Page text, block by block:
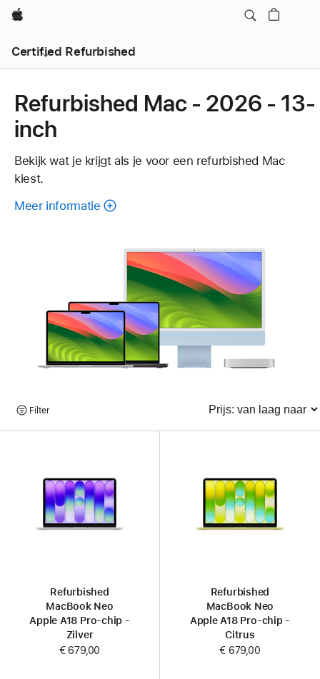
Apple
Certified Refurbished
Refurbished Mac - 2026 - 13-
inch
Bekijk wat je krijgt als je voor een refurbished Mac
kiest.
Meer informatie
Mac.
Bekijk
producten
Filter
Refurbished
MacBook Neo
Apple A18 Pro-chip -
Zilver
€ 679,00
Refurbished
MacBook Neo
Apple A18 Pro-chip -
Citrus
€ 679,00